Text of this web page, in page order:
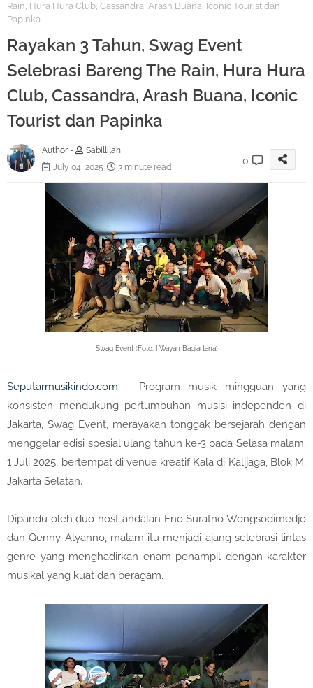
Rain, Hura Hura Club, Cassandra, Arash Buana, Iconic Tourist dan
Papinka
Rayakan 3 Tahun, Swag Event
Selebrasi Bareng The Rain, Hura Hura
Club, Cassandra, Arash Buana, Iconic
Tourist dan Papinka
Author -
Sabillilah
July 04, 2025
3 minute read
0
Swag Event (Foto: I Wayan Bagiartana)
Seputarmusikindo.com - Program musik mingguan yang
konsisten mendukung pertumbuhan musisi independen di
Jakarta, Swag Event, merayakan tonggak bersejarah dengan
menggelar edisi spesial ulang tahun ke-3 pada Selasa malam,
1 Juli 2025, bertempat di venue kreatif Kala di Kalijaga, Blok M,
Jakarta Selatan.
Dipandu oleh duo host andalan Eno Suratno Wongsodimedjo
dan Qenny Alyanno, malam itu menjadi ajang selebrasi lintas
genre yang menghadirkan enam penampil dengan karakter
musikal yang kuat dan beragam.